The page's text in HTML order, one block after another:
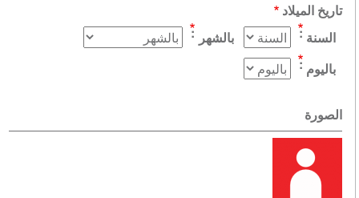
تاريخ الميلاد
السنة
بالشهر
باليوم
الصورة